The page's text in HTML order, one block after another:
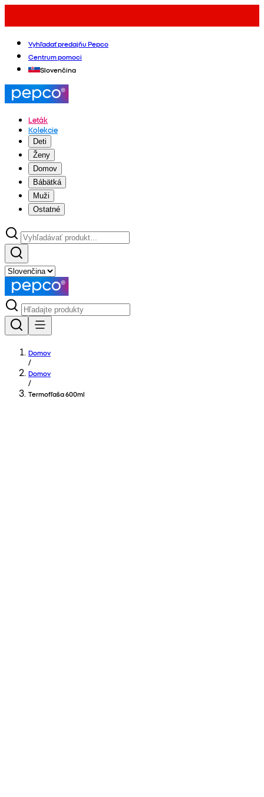
Vyhľadať predajňu Pepco
Centrum pomoci
Slovenčina
Leták
Kolekcie
Deti
Ženy
Domov
Bábätká
Muži
Ostatné
Domov
/
Domov
/
Termofľaša 600ml